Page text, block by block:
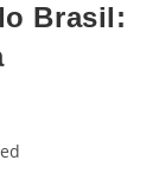
Brasil: